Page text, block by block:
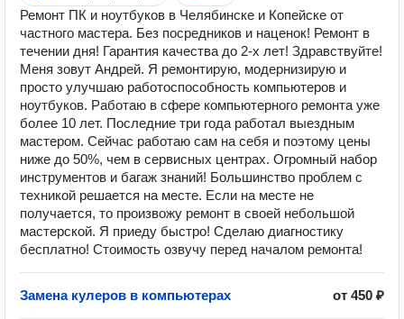
Ремонт ПК и ноутбуков в Челябинске и Копейске от
частного мастера. Без посредников и наценок! Ремонт в
течении дня! Гарантия качества до 2-х лет! Здравствуйте!
Меня зовут Андрей. Я ремонтирую, модернизирую и
просто улучшаю работоспособность компьютеров и
ноутбуков. Работаю в сфере компьютерного ремонта уже
более 10 лет. Последние три года работал выездным
мастером. Сейчас работаю сам на себя и поэтому цены
ниже до 50%, чем в сервисных центрах. Огромный набор
инструментов и багаж знаний! Большинство проблем с
техникой решается на месте. Если на месте не
получается, то произвожу ремонт в своей небольшой
мастерской. Я приеду быстро! Сделаю диагностику
бесплатно! Стоимость озвучу перед началом ремонта!
Замена кулеров в компьютерах от 450 ₽